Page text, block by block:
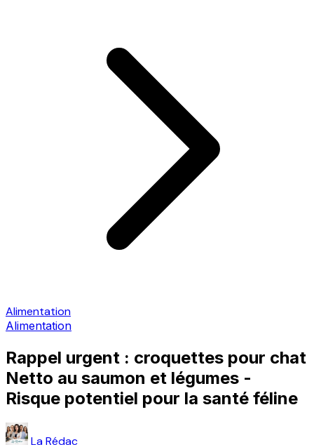
Alimentation
Alimentation
Rappel urgent : croquettes pour chat
Netto au saumon et légumes -
Risque potentiel pour la santé féline
La Rédac